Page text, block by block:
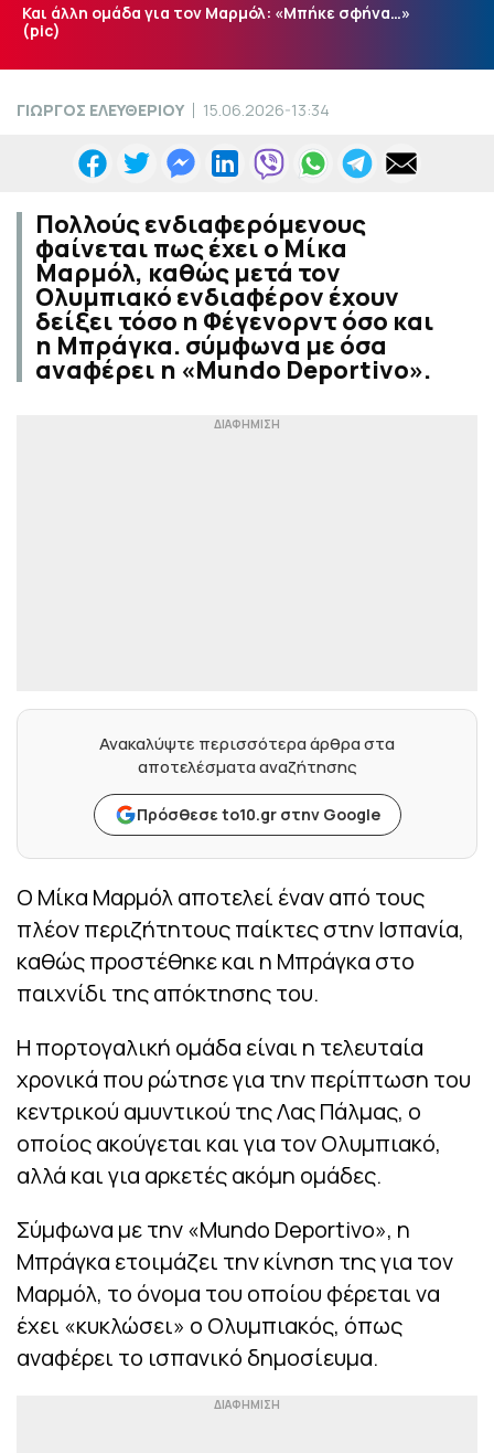
Και άλλη ομάδα για τον Μαρμόλ: «Μπήκε σφήνα…»
(pic)
ΓΙΩΡΓΟΣ ΕΛΕΥΘΕΡΙΟΥ 15.06.2026-13:34
Πολλούς ενδιαφερόμενους
φαίνεται πως έχει ο Μίκα
Μαρμόλ, καθώς μετά τον
Ολυμπιακό ενδιαφέρον έχουν
δείξει τόσο η Φέγενορντ όσο και
η Μπράγκα. σύμφωνα με όσα
αναφέρει η «Mundo Deportivo».
Ανακαλύψτε περισσότερα άρθρα στα
αποτελέσματα αναζήτησης
Πρόσθεσε to10.gr στην Google
Ο Μίκα Μαρμόλ αποτελεί έναν από τους
πλέον περιζήτητους παίκτες στην Ισπανία,
καθώς προστέθηκε και η Μπράγκα στο
παιχνίδι της απόκτησης του.
Η πορτογαλική ομάδα είναι η τελευταία
χρονικά που ρώτησε για την περίπτωση του
κεντρικού αμυντικού της Λας Πάλμας, ο
οποίος ακούγεται και για τον Ολυμπιακό,
αλλά και για αρκετές ακόμη ομάδες.
Σύμφωνα με την «Mundo Deportivo», η
Μπράγκα ετοιμάζει την κίνηση της για τον
Μαρμόλ, το όνομα του οποίου φέρεται να
έχει «κυκλώσει» ο Ολυμπιακός, όπως
αναφέρει το ισπανικό δημοσίευμα.